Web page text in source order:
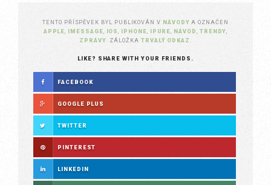
TENTO PŘÍSPĚVEK BYL PUBLIKOVÁN V NÁVODY A OZNAČEN
APPLE
IMESSAGE IOS IPHONE IPURE NÁVOD TRENDY
ZPRÁVY . ZÁLOŽKA TRVALÝ ODKAZ
LIKE? SHARE WITH YOUR FRIENDS.
FACEBOOK
GOOGLE PLUS
TWITTER
PINTEREST
LINKEDIN